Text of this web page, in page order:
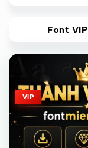
Font VIP
Giảm giá!
VIP